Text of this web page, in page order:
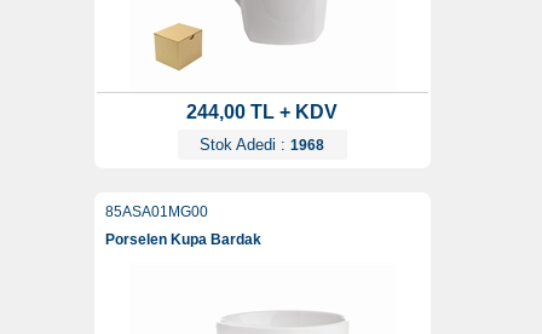
244,00 TL + KDV
Stok Adedi : 1968
85ASA01MG00
Porselen Kupa Bardak